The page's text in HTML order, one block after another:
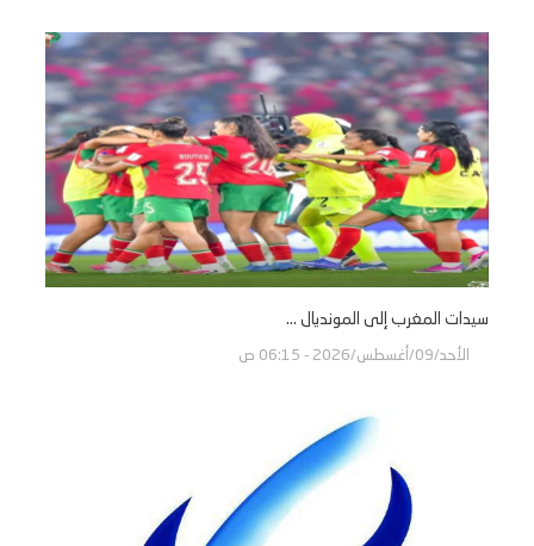
سيدات المغرب إلى المونديال ...
الأحد/09/أغسطس/2026 - 06:15 ص